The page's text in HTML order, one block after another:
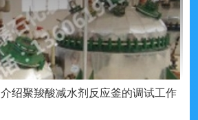
介绍聚羧酸减水剂反应釜的调试工作